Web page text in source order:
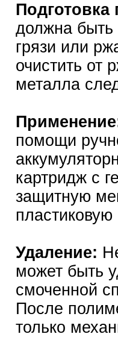
Подготовка
должна быть
грязи или
очистить от
металла
помощи
картридж с
защитную
Удаление:
может быть
смоченной
После
только